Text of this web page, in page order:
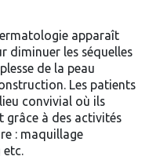
apparaît
diminuer les séquelles
de la peau
Les patients
convivial où ils
grâce à des activités
: maquillage
etc.